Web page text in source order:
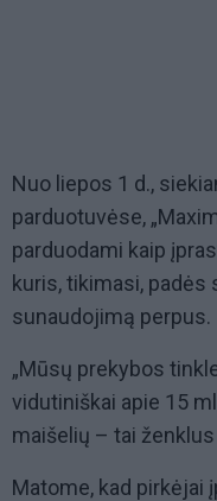
Nuo liepos 1 d.,
parduotuvėse,
parduodami kaip
kuris, tikimasi,
sunaudojimą perpus.
„Mūsų prekybos
vidutiniškai apie 15
maišelių – tai
Matome, kad pirkėjai